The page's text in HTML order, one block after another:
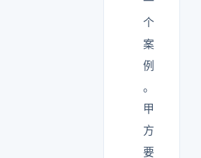
个
案
例
。
甲
方
要